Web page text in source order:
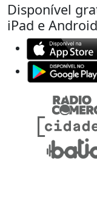
Disponível
iPad e Android